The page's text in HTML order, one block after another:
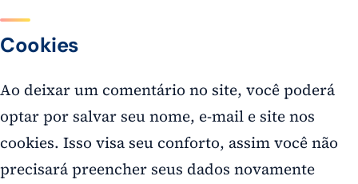
Cookies
Ao deixar um comentário no site, você poderá
optar por salvar seu nome, e-mail e site nos
cookies. Isso visa seu conforto, assim você não
precisará preencher seus dados novamente